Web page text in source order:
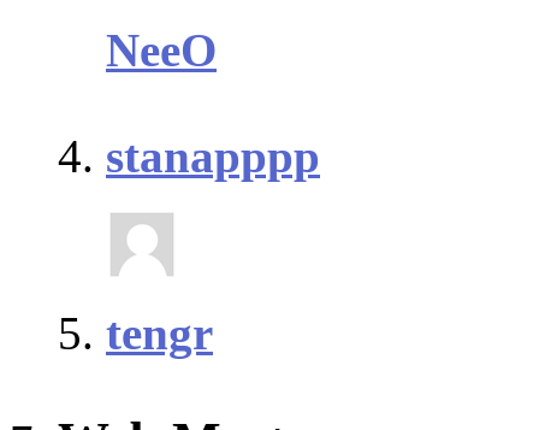
NeeO
stanapppp
tengr